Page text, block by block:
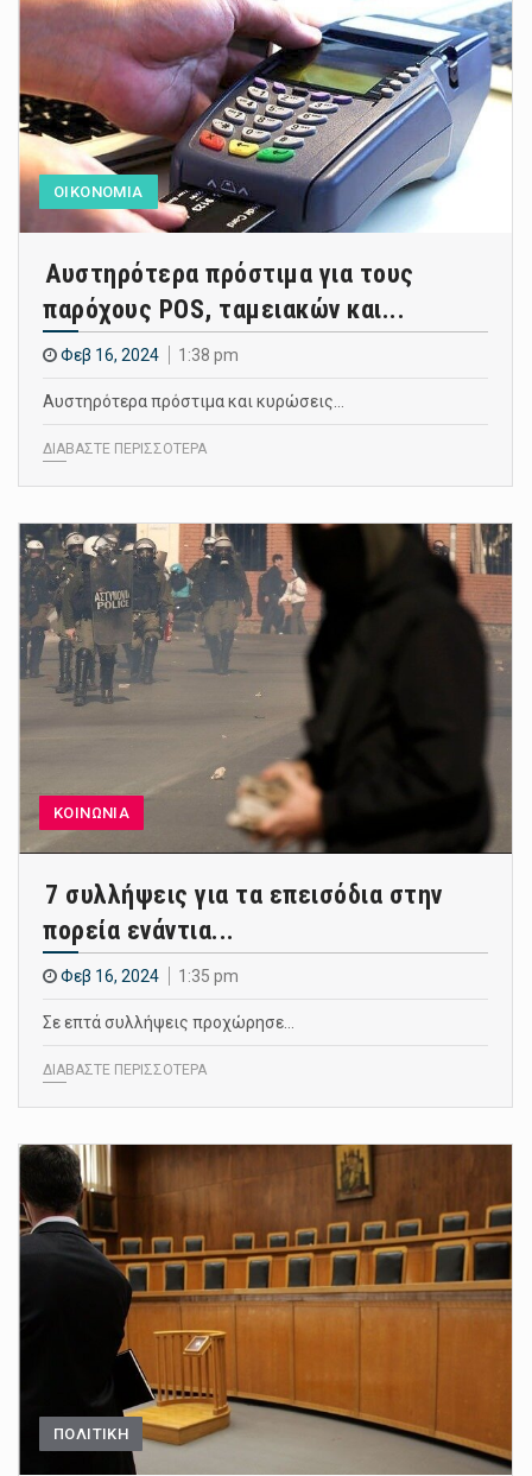
ΟΙΚΟΝΟΜΙΑ
Αυστηρότερα πρόστιμα για τους
παρόχους POS, ταμειακών και...
Φεβ 16, 2024 1:38 pm
Αυστηρότερα πρόστιμα και κυρώσεις…
ΔΙΑΒΑΣΤΕ ΠΕΡΙΣΣΟΤΕΡΑ
ΚΟΙΝΩΝΙΑ
7 συλλήψεις για τα επεισόδια στην
πορεία ενάντια...
Φεβ 16, 2024 1:35 pm
Σε επτά συλλήψεις προχώρησε…
ΔΙΑΒΑΣΤΕ ΠΕΡΙΣΣΟΤΕΡΑ
ΠΟΛΙΤΙΚΗ